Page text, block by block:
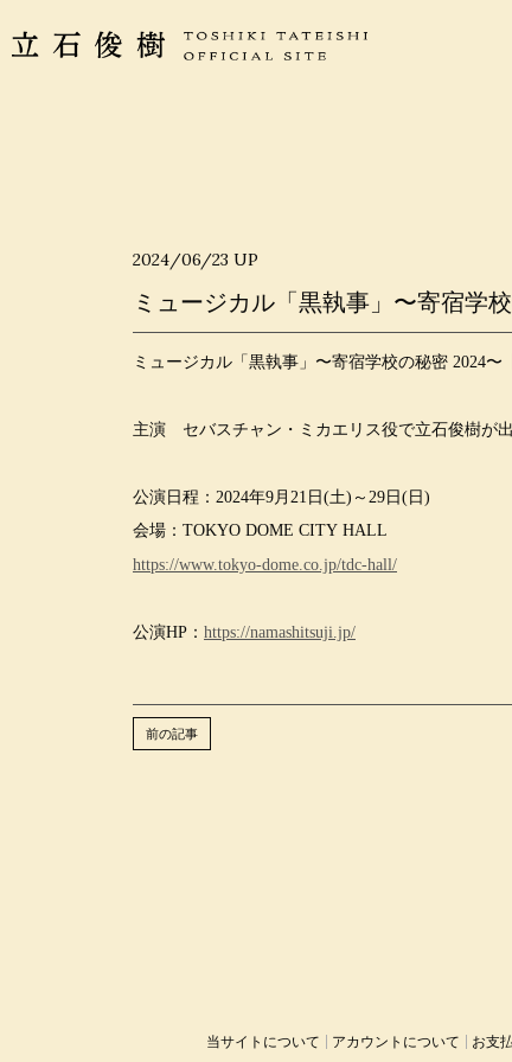
2024/06/23 UP
ミュージカル「黒執事」〜寄宿学
ミュージカル「黒執事」〜寄宿学校の秘密 2024〜
主演 セバスチャン・ミカエリス役で立石俊樹が出
公演日程：2024年9月21日(土)～29日(日)
会場：TOKYO DOME CITY HALL
https://www.tokyo-dome.co.jp/tdc-hall/
公演HP： https://namashitsuji.jp/
前の記事
当サイトについて アカウントについて お支